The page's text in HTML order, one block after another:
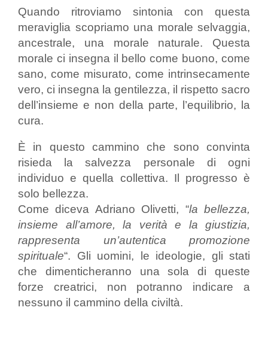
Quando ritroviamo sintonia con questa
meraviglia scopriamo una morale selvaggia,
ancestrale, una morale naturale. Questa
morale ci insegna il bello come buono, come
sano, come misurato, come intrinsecamente
vero, ci insegna la gentilezza, il rispetto sacro
dell’insieme e non della parte, l’equilibrio, la
cura.
È in questo cammino che sono convinta
risieda la salvezza personale di ogni
individuo e quella collettiva. Il progresso è
solo bellezza.
Come diceva Adriano Olivetti, “la bellezza,
insieme all’amore, la verità e la giustizia,
rappresenta un’autentica promozione
spirituale“. Gli uomini, le ideologie, gli stati
che dimenticheranno una sola di queste
forze creatrici, non potranno indicare a
nessuno il cammino della civiltà.